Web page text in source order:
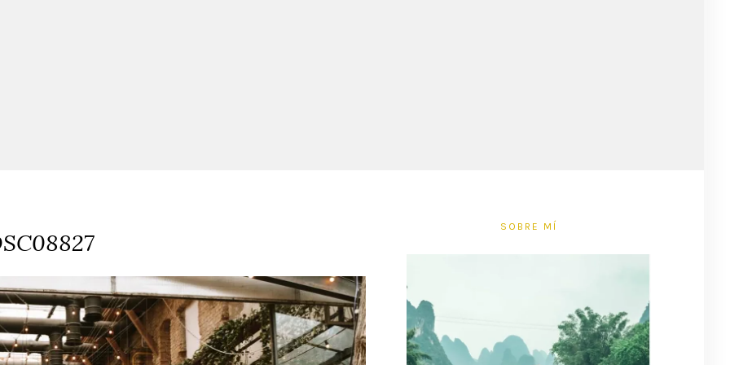
SOBRE MÍ